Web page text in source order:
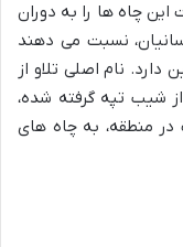
چاه ها را به دوران
نسبت می دهند
نام اصلی تلاو از
شیب تپه گرفته شده،
در منطقه، به چاه های